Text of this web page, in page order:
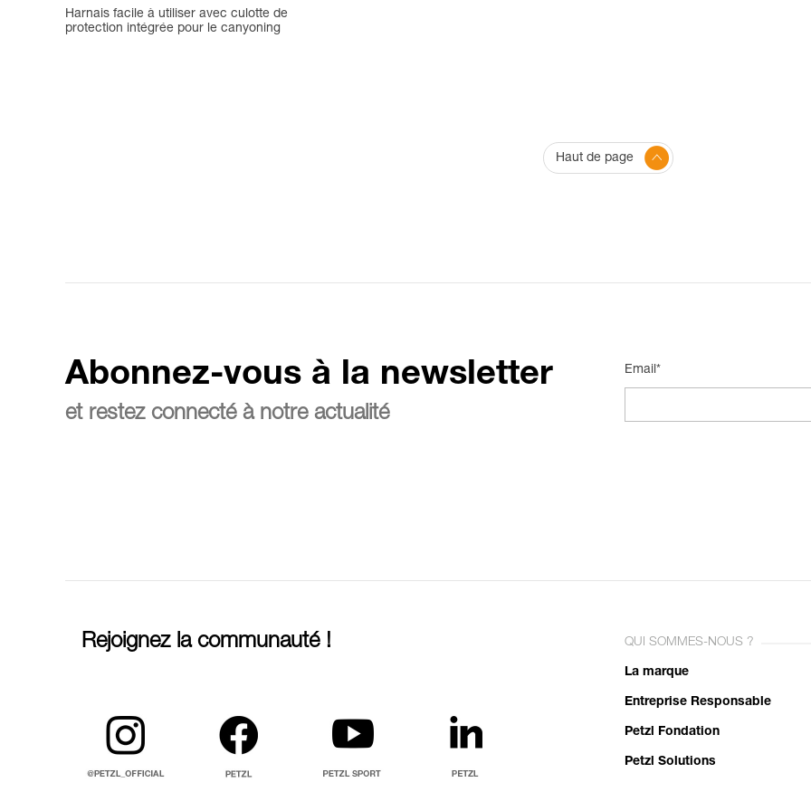
Harnais facile à utiliser avec culotte de
protection intégrée pour le canyoning
Haut de page
Abonnez-vous à la newsletter
et restez connecté à notre actualité
Email*
Rejoignez la communauté ! QUI SOMMES-NOUS ?
La marque
Entreprise Responsable
Petzl Fondation
Petzl Solutions